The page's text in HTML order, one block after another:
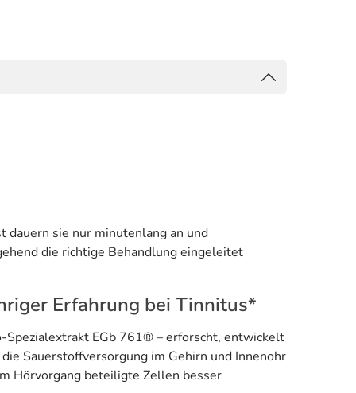
dauern sie nur minutenlang an und
die richtige Behandlung eingeleitet
Erfahrung bei Tinnitus*
EGb 761® – erforscht, entwickelt
Sauerstoffversorgung im Gehirn und Innenohr
Hörvorgang beteiligte Zellen besser